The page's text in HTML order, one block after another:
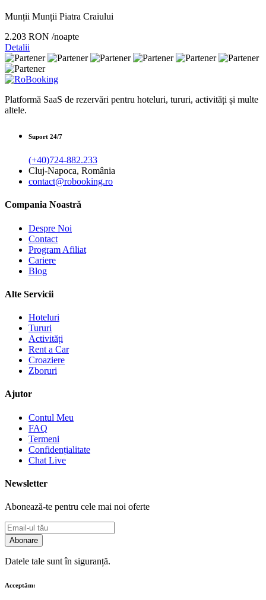
Munții Munții Piatra Craiului
2.203 RON /noapte
Detalii
Platformă SaaS de rezervări pentru hoteluri, tururi, activități și multe
altele.
Suport 24/7
(+40)724-882.233
Cluj-Napoca, România
contact@robooking.ro
Compania Noastră
Despre Noi
Contact
Program Afiliat
Cariere
Blog
Alte Servicii
Hoteluri
Tururi
Activități
Rent a Car
Croaziere
Zboruri
Ajutor
Contul Meu
FAQ
Termeni
Confidențialitate
Chat Live
Newsletter
Abonează-te pentru cele mai noi oferte
Abonare
Datele tale sunt în siguranță.
Acceptăm: